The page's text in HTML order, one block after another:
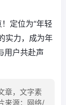
定位为“年轻
实力，成为年
用户共赴声
章，文字素
来源：网络/